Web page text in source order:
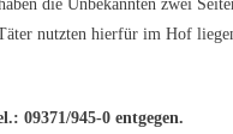
die Unbekannten zwei
nutzten hierfür im Hof
09371/945-0 entgegen.